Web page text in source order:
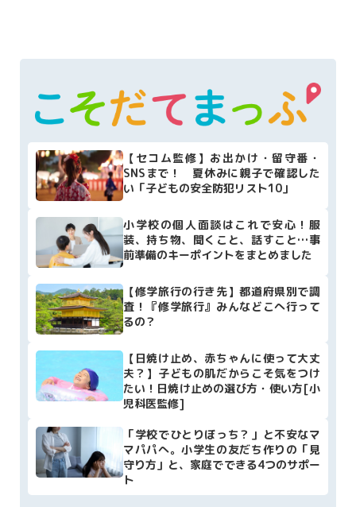
【セコム監修】お出かけ・留守番・
SNSまで！ 夏休みに親子で確認した
い「子どもの安全防犯リスト10」
小学校の個人面談はこれで安心！服
装、持ち物、聞くこと、話すこと…事
前準備のキーポイントをまとめました
【修学旅行の行き先】都道府県別で調
査！『修学旅行』みんなどこへ行って
るの？
【日焼け止め、赤ちゃんに使って大丈
夫？】子どもの肌だからこそ気をつけ
たい！日焼け止めの選び方・使い方[小
児科医監修]
「学校でひとりぼっち？」と不安なマ
マパパへ。小学生の友だち作りの「見
守り方」と、家庭でできる4つのサポー
ト